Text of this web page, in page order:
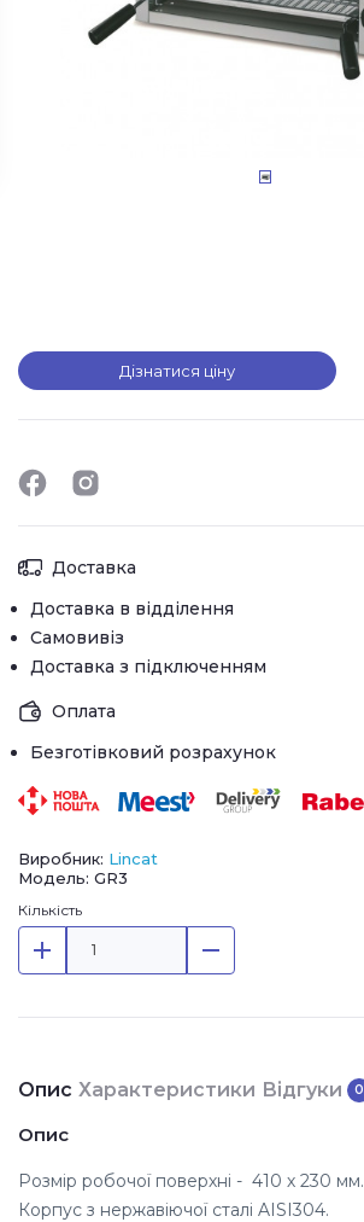
Дізнатися ціну
Доставка
Доставка в відділення
Самовивіз
Доставка з підключенням
Оплата
Безготівковий розрахунок
Виробник: Lincat
Модель: GR3
Кількість
Опис Характеристики Відгуки 0
Опис
Розмір робочої поверхні - 410 х 230 мм.
Корпус з нержавіючої сталі AISI304.